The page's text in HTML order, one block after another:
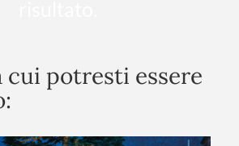
potresti essere